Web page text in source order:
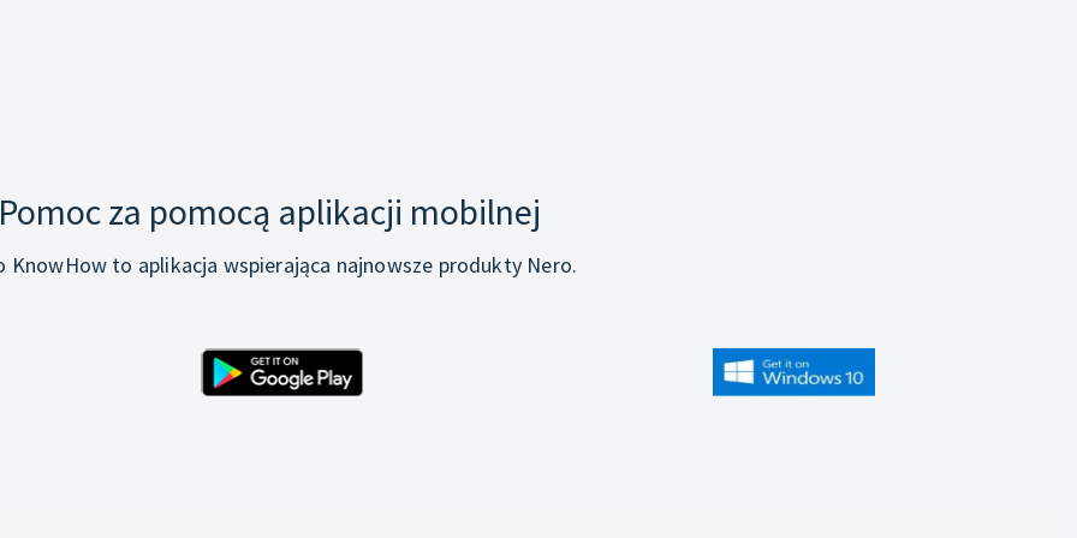
za pomocą aplikacji mobilnej
KnowHow to aplikacja wspierająca najnowsze produkty Nero.